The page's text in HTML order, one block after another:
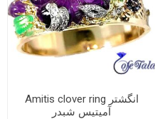
Amitis clover ring انگشتر
آمیتیس شبدر